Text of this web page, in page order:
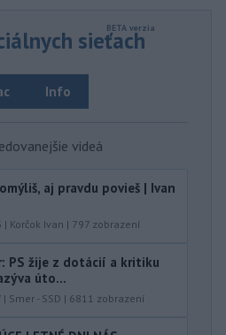
sieťach
Info
videá
aj pravdu povieš | Ivan
| Korčok Ivan | 797 zobrazení
PS žije z dotácií a kritiku
úto...
| Smer - SSD | 6811 zobrazení